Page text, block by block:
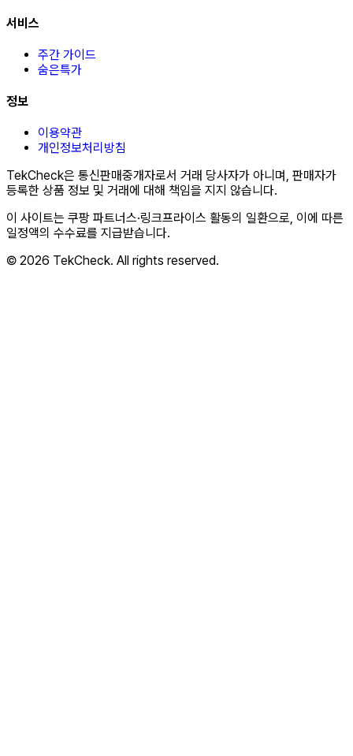
서비스
주간 가이드
숨은특가
정보
이용약관
개인정보처리방침
TekCheck은 통신판매중개자로서 거래 당사자가 아니며, 판매자가
등록한 상품 정보 및 거래에 대해 책임을 지지 않습니다.
이 사이트는 쿠팡 파트너스·링크프라이스 활동의 일환으로, 이에 따른
일정액의 수수료를 지급받습니다.
© 2026 TekCheck. All rights reserved.